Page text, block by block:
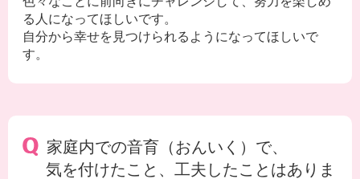
る人になってほしいです。
自分から幸せを見つけられるようになってほしいで
す。
家庭内での音育（おんいく）で、
気を付けたこと、工夫したことはありま